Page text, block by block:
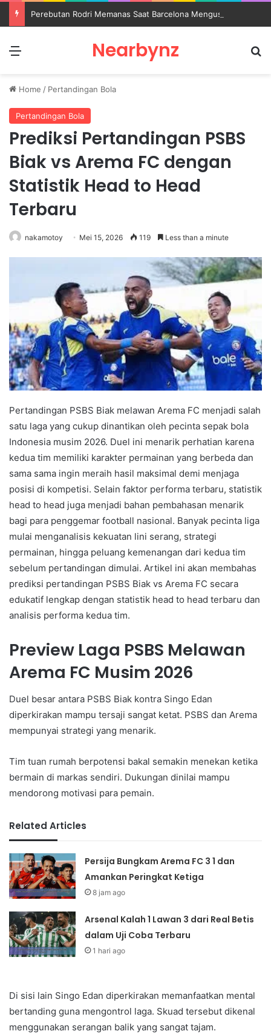
Nearbynz
Home / Pertandingan Bola
Pertandingan Bola
Prediksi Pertandingan PSBS
Biak vs Arema FC dengan
Statistik Head to Head
Terbaru
nakamotoy Mei 15, 2026 119 Less than a minute
Pertandingan PSBS Biak melawan Arema FC menjadi salah
satu laga yang cukup dinantikan oleh pecinta sepak bola
Indonesia musim 2026. Duel ini menarik perhatian karena
kedua tim memiliki karakter permainan yang berbeda dan
sama sama ingin meraih hasil maksimal demi menjaga
posisi di kompetisi. Selain faktor performa terbaru, statistik
head to head juga menjadi bahan pembahasan menarik
bagi para penggemar football nasional. Banyak pecinta liga
mulai menganalisis kekuatan lini serang, strategi
permainan, hingga peluang kemenangan dari kedua tim
sebelum pertandingan dimulai. Artikel ini akan membahas
prediksi pertandingan PSBS Biak vs Arema FC secara
edukatif lengkap dengan statistik head to head terbaru dan
analisis performa kedua tim.
Preview Laga PSBS Melawan
Arema FC Musim 2026
Duel besar antara PSBS Biak kontra Singo Edan
diperkirakan mampu tersaji sangat ketat. PSBS dan Arema
mempunyai strategi yang menarik.
Tim tuan rumah berpotensi bakal semakin menekan ketika
bermain di markas sendiri. Dukungan dinilai mampu
mendorong motivasi para pemain.
Related Articles
Persija Bungkam Arema FC 3 1 dan
Amankan Peringkat Ketiga
8 jam ago
Arsenal Kalah 1 Lawan 3 dari Real Betis
dalam Uji Coba Terbaru
1 hari ago
Di sisi lain Singo Edan diperkirakan memanfaatkan mental
bertanding guna mengontrol laga. Skuad tersebut dikenal
menggunakan serangan balik yang sangat tajam.